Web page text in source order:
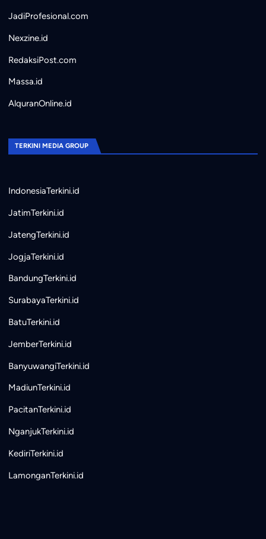
JadiProfesional.com
Nexzine.id
RedaksiPost.com
Massa.id
AlquranOnline.id
TERKINI MEDIA GROUP
IndonesiaTerkini.id
JatimTerkini.id
JatengTerkini.id
JogjaTerkini.id
BandungTerkini.id
SurabayaTerkini.id
BatuTerkini.id
JemberTerkini.id
BanyuwangiTerkini.id
MadiunTerkini.id
PacitanTerkini.id
NganjukTerkini.id
KediriTerkini.id
LamonganTerkini.id